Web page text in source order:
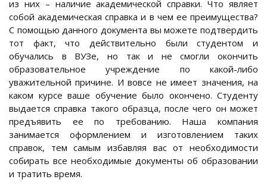
из них – наличие академической справки. Что являет
собой академическая справка и в чем ее преимущества?
С помощью данного документа вы можете подтвердить
тот факт, что действительно были студентом и
обучались в ВУЗе, но так и не смогли окончить
образовательное учреждение по какой-либо
уважительной причине. И вовсе не имеет значения, на
каком курсе ваше обучение было окончено. Студенту
выдается справка такого образца, после чего он может
предъявить ее по требованию. Наша компания
занимается оформлением и изготовлением таких
справок, тем самым избавляя вас от необходимости
собирать все необходимые документы об образовании
и тратить время.